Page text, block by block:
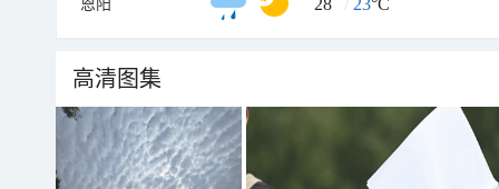
恩阳 28 / 23°C
高清图集